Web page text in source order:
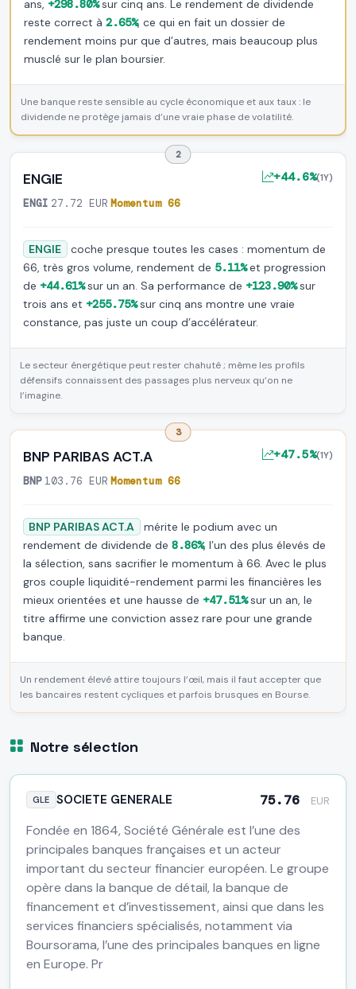
2
ENGIE +44.6%(1Y)
ENGI 27.72 EUR Momentum 66
ENGIE
coche presque toutes les cases : momentum de
66, très gros volume, rendement de 5.11%et progression
de +44.61%sur un an. Sa performance de +123.90%sur
trois ans et +255.75%sur cinq ans montre une vraie
constance, pas juste un coup d’accélérateur.
Le secteur énergétique peut rester chahuté ; même les profils
défensifs connaissent des passages plus nerveux qu’on ne
l’imagine.
ans, +298.80%sur cinq ans. Le rendement de dividende
reste correct à 2.65%, ce qui en fait un dossier de
rendement moins pur que d’autres, mais beaucoup plus
musclé sur le plan boursier.
Une banque reste sensible au cycle économique et aux taux : le
dividende ne protège jamais d’une vraie phase de volatilité.
3
BNP PARIBAS ACT.A +47.5%(1Y)
BNP 103.76 EUR Momentum 66
BNP PARIBAS ACT.A
mérite le podium avec un
rendement de dividende de 8.86%, l’un des plus élevés de
la sélection, sans sacrifier le momentum à 66. Avec le plus
gros couple liquidité-rendement parmi les financières les
mieux orientées et une hausse de +47.51%sur un an, le
titre affirme une conviction assez rare pour une grande
banque.
Un rendement élevé attire toujours l’œil, mais il faut accepter que
les bancaires restent cycliques et parfois brusques en Bourse.
Notre sélection
GLE SOCIETE GENERALE 75.76 EUR
Fondée en 1864, Société Générale est l’une des
principales banques françaises et un acteur
important du secteur financier européen. Le groupe
opère dans la banque de détail, la banque de
financement et d’investissement, ainsi que dans les
services financiers spécialisés, notamment via
Boursorama, l’une des principales banques en ligne
en Europe. Pr